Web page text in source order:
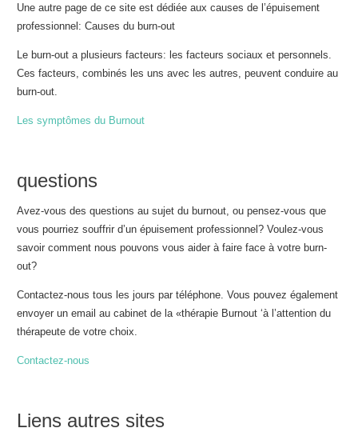
Une autre page de ce site est dédiée aux causes de l’épuisement
professionnel: Causes du burn-out
Le burn-out a plusieurs facteurs: les facteurs sociaux et personnels.
Ces facteurs, combinés les uns avec les autres, peuvent conduire au
burn-out.
Les symptômes du Burnout
questions
Avez-vous des questions au sujet du burnout, ou pensez-vous que
vous pourriez souffrir d’un épuisement professionnel? Voulez-vous
savoir comment nous pouvons vous aider à faire face à votre burn-
out?
Contactez-nous tous les jours par téléphone. Vous pouvez également
envoyer un email au cabinet de la «thérapie Burnout ‘à l’attention du
thérapeute de votre choix.
Contactez-nous
Liens autres sites